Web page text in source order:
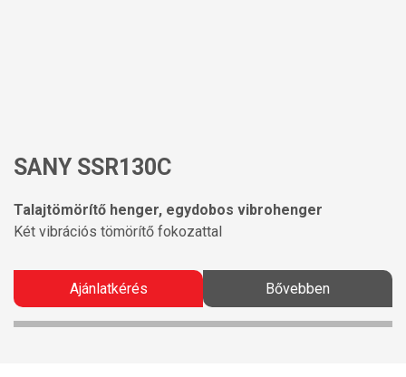
SANY SSR130C
Talajtömörítő henger, egydobos vibrohenger
Két vibrációs tömörítő fokozattal
Ajánlatkérés Bővebben